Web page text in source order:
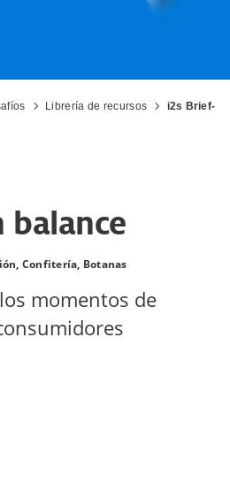
Librería de recursos
i2s Brief-
balance
Confitería, Botanas
momentos de